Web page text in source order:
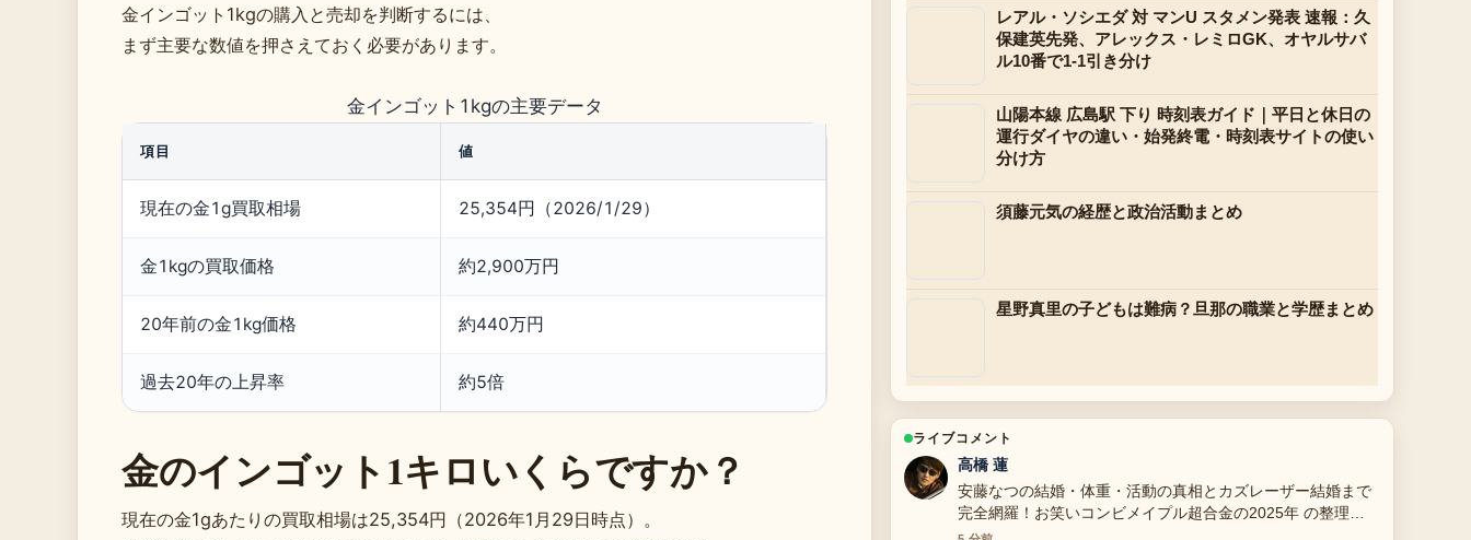
金インゴット1kgの購入と売却を判断するには、
まず主要な数値を押さえておく必要があります。
金インゴット1kgの主要データ
項目 値
現在の金1g買取相場 25,354円（2026/1/29）
金1kgの買取価格 約2,900万円
20年前の金1kg価格 約440万円
過去20年の上昇率 約5倍
金のインゴット1キロいくらですか？
現在の金1gあたりの買取相場は25,354円（2026年1月29日時点）。
レアル・ソシエダ 対 マンU スタメン発表 速報：久
保建英先発、アレックス・レミロGK、オヤルサバ
ル10番で1-1引き分け
山陽本線 広島駅 下り 時刻表ガイド｜平日と休日の
運行ダイヤの違い・始発終電・時刻表サイトの使い
分け方
須藤元気の経歴と政治活動まとめ
星野真里の子どもは難病？旦那の職業と学歴まとめ
ライブコメント
高橋 蓮
安藤なつの結婚・体重・活動の真相とカズレーザー結婚まで
完全網羅！お笑いコンビメイプル超合金の2025年 の整理が
とても分かりやすいです。今日の中でも特に読みやすいで